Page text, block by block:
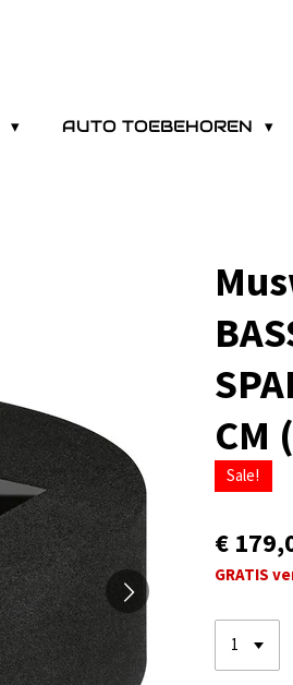
AUTO TOEBEHOREN
CM
Sale!
€
GRATIS